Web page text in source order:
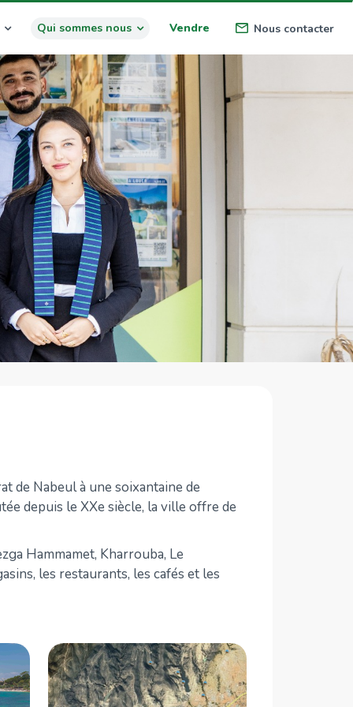
Qui sommes nous Vendre Nous contacter
de Nabeul à une soixantaine de
depuis le XXe siècle, la ville offre de
Hammamet, Kharrouba, Le
les restaurants, les cafés et les